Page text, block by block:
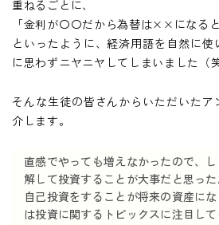
重ねるごとに、
「金利が〇〇だから為替は××になる
といったように、経済用語を自然に
に思わずニヤニヤしてしまいました（笑
そんな生徒の皆さんからいただいた
介します。
直感でやっても増えなかったので、
解して投資することが大事だと思った
自己投資をすることが将来の資産に
は投資に関するトピックスに注目して